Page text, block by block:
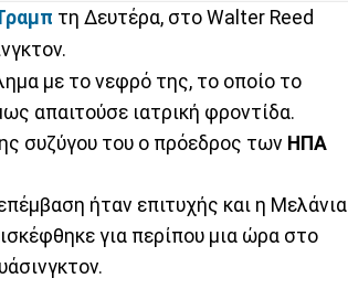
τη Δευτέρα, στο Walter Reed
με το νεφρό της, το οποίο το
απαιτούσε ιατρική φροντίδα.
συζύγου του ο πρόεδρος των ΗΠΑ
ήταν επιτυχής και η Μελάνια
για περίπου μια ώρα στο